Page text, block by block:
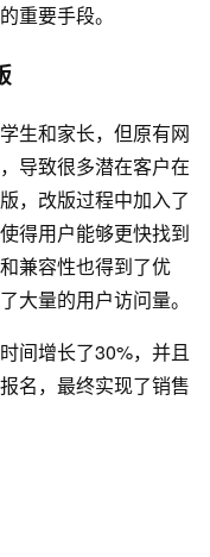
重要手段。
生和家长，但原有网
导致很多潜在客户在
，改版过程中加入了
得用户能够更快找到
兼容性也得到了优
大量的用户访问量。
间增长了30%，并且
名，最终实现了销售